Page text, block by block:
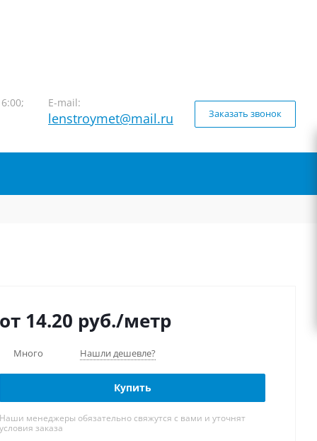
E-mail:
lenstroymet@mail.ru Заказать звонок
от 14.20 руб./метр
Много Нашли дешевле?
Купить
Наши менеджеры обязательно свяжутся с вами и уточнят
условия заказа